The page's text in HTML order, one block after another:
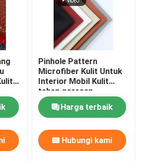
Pinhole Pattern
Microfiber Kulit Untuk
Interior Mobil Kulit
tahan goresan
Harga terbaik
Hubungi kami